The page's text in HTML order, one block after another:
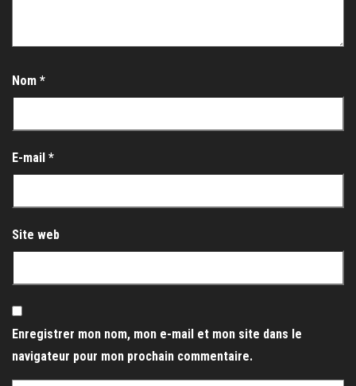
Nom *
E-mail *
Site web
Enregistrer mon nom, mon e-mail et mon site dans le
navigateur pour mon prochain commentaire.